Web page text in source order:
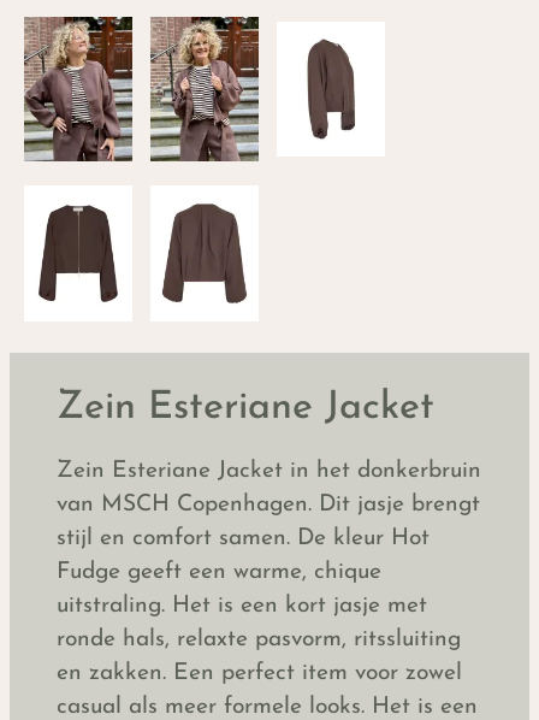
Zein Esteriane Jacket
Zein Esteriane Jacket in het donkerbruin
van MSCH Copenhagen. Dit jasje brengt
stijl en comfort samen. De kleur Hot
Fudge geeft een warme, chique
uitstraling. Het is een kort jasje met
ronde hals, relaxte pasvorm, ritssluiting
en zakken. Een perfect item voor zowel
casual als meer formele looks. Het is een